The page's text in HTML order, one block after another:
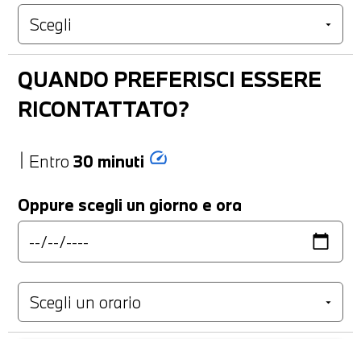
QUANDO PREFERISCI ESSERE
RICONTATTATO?
Entro 30 minuti speed
Oppure scegli un giorno e ora